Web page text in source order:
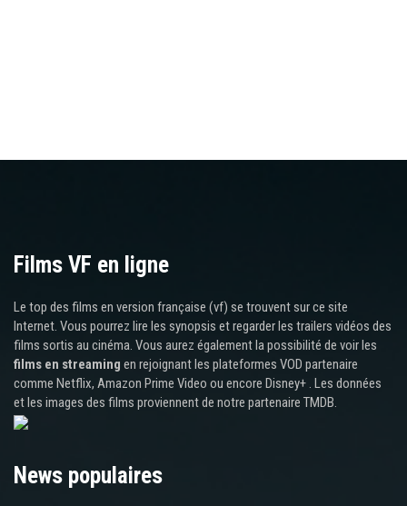
Films VF en ligne
Le top des films en version française (vf) se trouvent sur ce site
Internet. Vous pourrez lire les synopsis et regarder les trailers vidéos des
films sortis au cinéma. Vous aurez également la possibilité de voir les
films en streaming en rejoignant les plateformes VOD partenaire
comme Netflix, Amazon Prime Video ou encore Disney+ . Les données
et les images des films proviennent de notre partenaire TMDB.
News populaires